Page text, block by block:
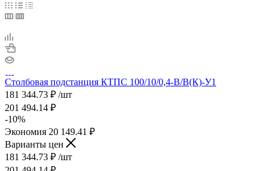
Столбовая подстанция КТПС 100/10/0,4-В/В(К)-У1
181 344.73 ₽ /шт
201 494.14 ₽
-10%
Экономия 20 149.41 ₽
Варианты цен
181 344.73 ₽ /шт